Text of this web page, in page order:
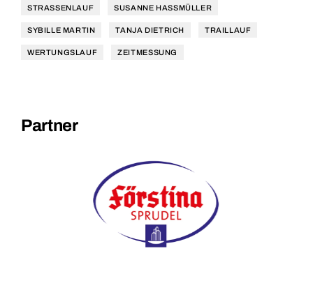
STRASSENLAUF SUSANNE HASSMÜLLER
SYBILLE MARTIN TANJA DIETRICH TRAILLAUF
WERTUNGSLAUF ZEITMESSUNG
Partner